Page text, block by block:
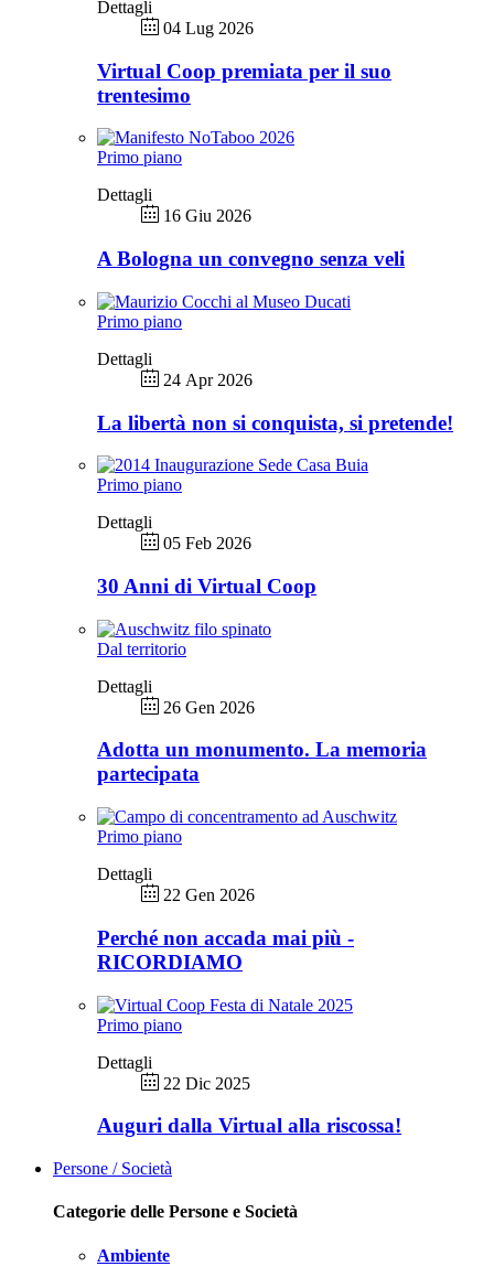
Dettagli
04 Lug 2026
Virtual Coop premiata per il suo
trentesimo
Primo piano
Dettagli
16 Giu 2026
A Bologna un convegno senza veli
Primo piano
Dettagli
24 Apr 2026
La libertà non si conquista, si pretende!
Primo piano
Dettagli
05 Feb 2026
30 Anni di Virtual Coop
Dal territorio
Dettagli
26 Gen 2026
Adotta un monumento. La memoria
partecipata
Primo piano
Dettagli
22 Gen 2026
Perché non accada mai più -
RICORDIAMO
Primo piano
Dettagli
22 Dic 2025
Auguri dalla Virtual alla riscossa!
Persone / Società
Categorie delle Persone e Società
Ambiente